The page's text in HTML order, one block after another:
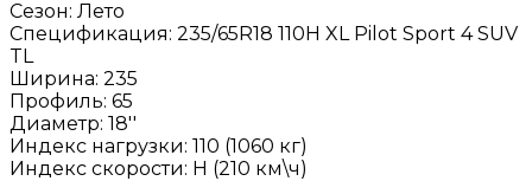
Сезон: Лето
Спецификация: 235/65R18 110H XL Pilot Sport 4 SUV
TL
Ширина: 235
Профиль: 65
Диаметр: 18''
Индекс нагрузки: 110 (1060 кг)
Индекс скорости: H (210 км\ч)